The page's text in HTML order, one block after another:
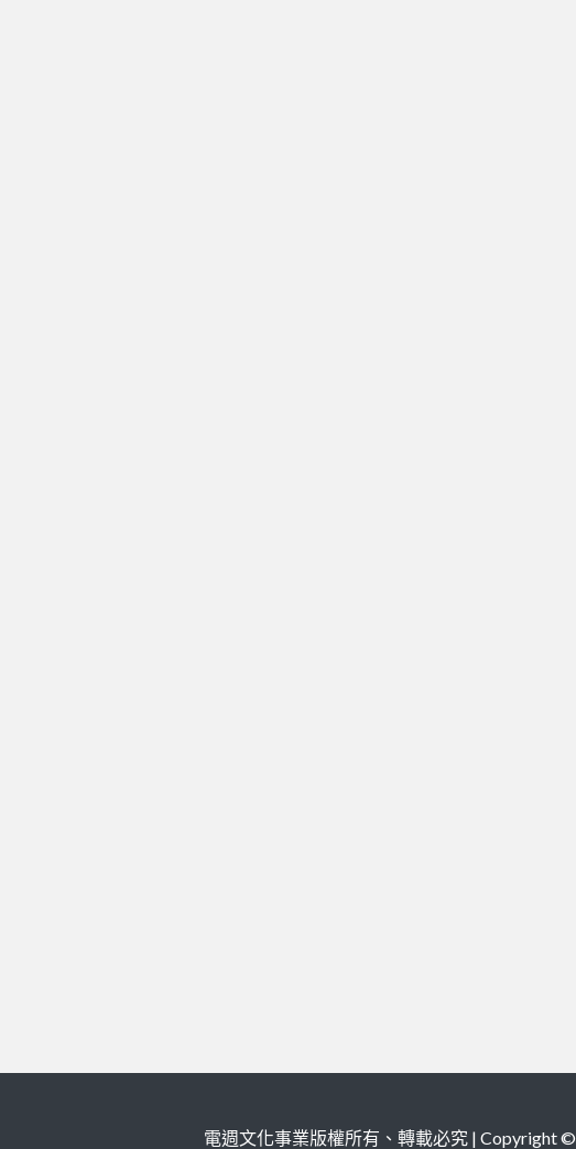
電週文化事業版權所有、轉載必究 | Copyright ©